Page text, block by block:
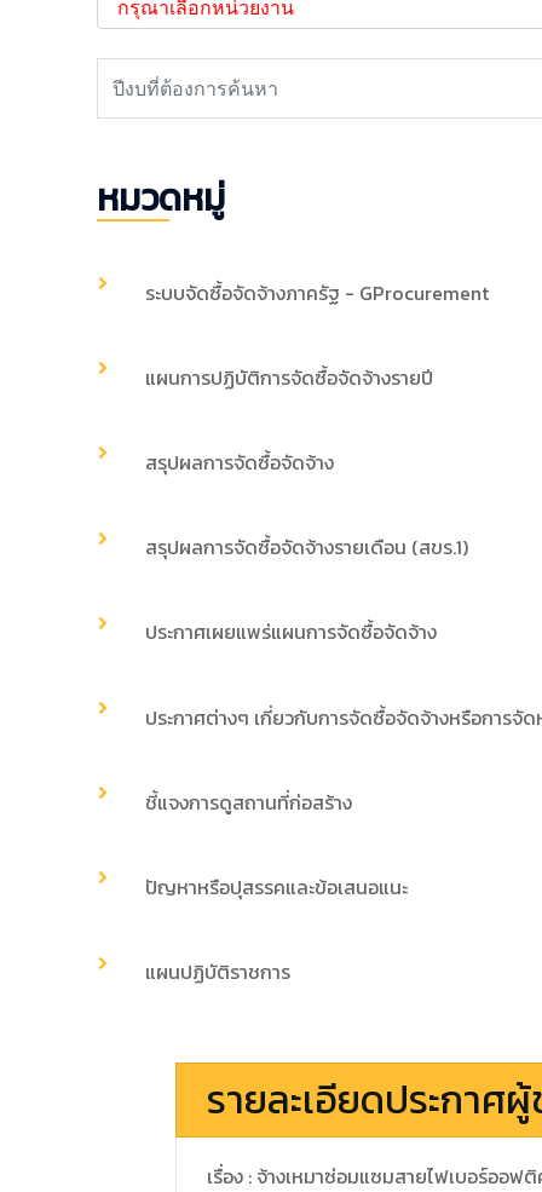
หมวดหมู่
ระบบจัดซื้อจัดจ้างภาครัฐ - GProcurement
แผนการปฏิบัติการจัดซื้อจัดจ้างรายปี
สรุปผลการจัดซื้อจัดจ้าง
สรุปผลการจัดซื้อจัดจ้างรายเดือน (สขร.1)
ประกาศเผยแพร่แผนการจัดซื้อจัดจ้าง
ประกาศต่างๆ เกี่ยวกับการจัดซื้อจัดจ้างหรือการจั
ชี้แจงการดูสถานที่ก่อสร้าง
ปัญหาหรือปุสรรคและข้อเสนอแนะ
แผนปฏิบัติราชการ
รายละเอียดประกาศ
เรื่อง : จ้างเหมาซ่อมแซมสายไฟเบอร์ออฟ